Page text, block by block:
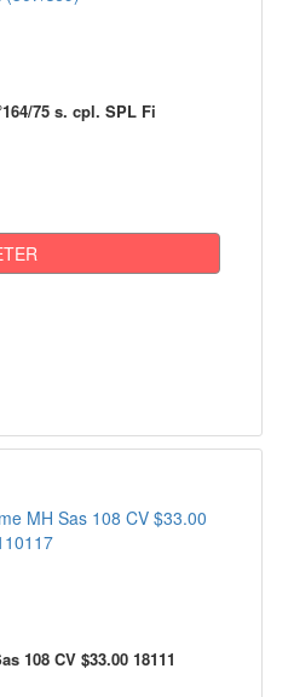
75 s. cpl. SPL Fi
108 CV $33.00 18111